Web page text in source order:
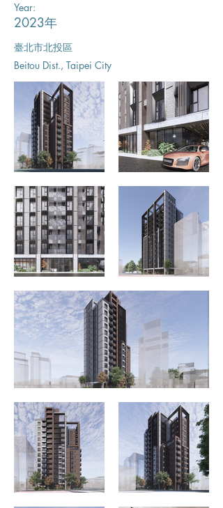
Year:
2023年
臺北市北投區
Beitou Dist., Taipei City